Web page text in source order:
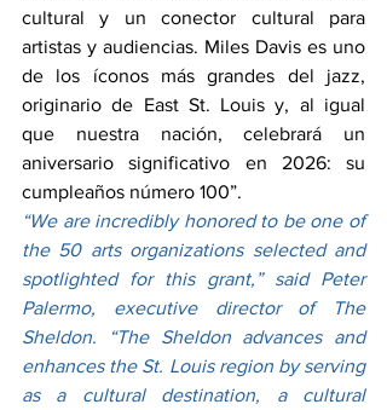
cultural y un conector cultural para
artistas y audiencias. Miles Davis es uno
de los íconos más grandes del jazz,
originario de East St. Louis y, al igual
que nuestra nación, celebrará un
aniversario significativo en 2026: su
cumpleaños número 100”.
“We are incredibly honored to be one of
the 50 arts organizations selected and
spotlighted for this grant,” said Peter
Palermo, executive director of The
Sheldon. “The Sheldon advances and
enhances the St. Louis region by serving
as a cultural destination, a cultural